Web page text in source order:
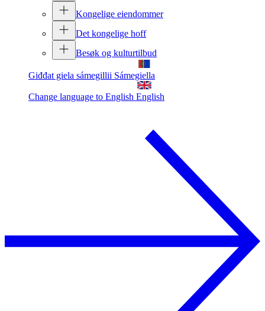
Kongelige eiendommer
Det kongelige hoff
Besøk og kulturtilbud
Giđđat giela sámegillii Sámegiella
Change language to English English